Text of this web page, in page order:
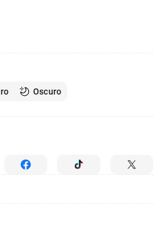
Oscuro